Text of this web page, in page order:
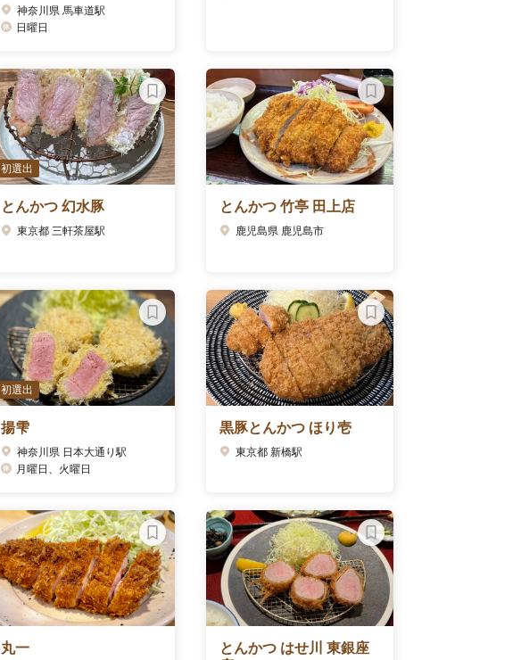
神奈川県 馬車道駅
日曜日
初選出
とんかつ 幻水豚
東京都 三軒茶屋駅
とんかつ 竹亭 田上店
鹿児島県 鹿児島市
初選出
揚雫
神奈川県 日本大通り駅
月曜日、火曜日
黒豚とんかつ ほり壱
東京都 新橋駅
丸一
とんかつ はせ川 東銀座